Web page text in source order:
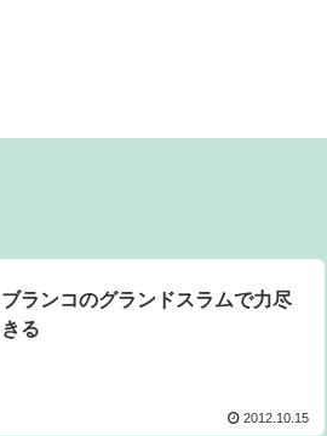
ブランコのグランドスラムで力尽
きる
2012.10.15